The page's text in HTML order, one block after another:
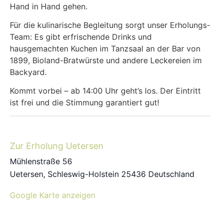
Hand in Hand gehen.
Für die kulinarische Begleitung sorgt unser Erholungs-
Team: Es gibt erfrischende Drinks und
hausgemachten Kuchen im Tanzsaal an der Bar von
1899, Bioland-Bratwürste und andere Leckereien im
Backyard.
Kommt vorbei – ab 14:00 Uhr geht’s los. Der Eintritt
ist frei und die Stimmung garantiert gut!
Zur Erholung Uetersen
Mühlenstraße 56
Uetersen, Schleswig-Holstein 25436 Deutschland
Google Karte anzeigen